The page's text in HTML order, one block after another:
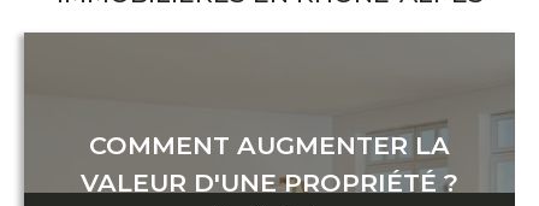
COMMENT AUGMENTER LA
VALEUR D'UNE PROPRIÉTÉ ?